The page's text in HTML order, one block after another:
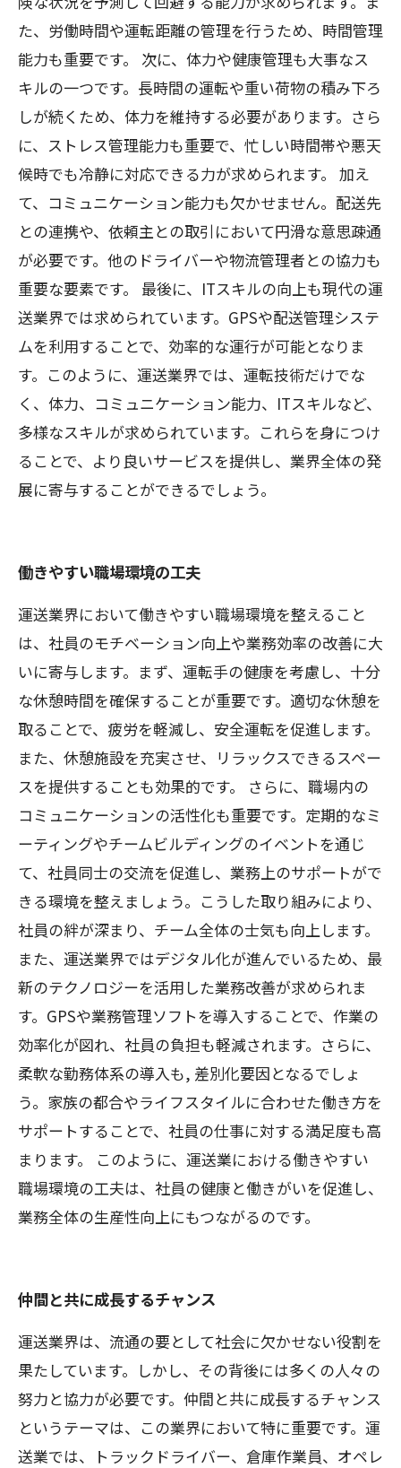
た、労働時間や運転距離の管理を行うため、時間管理
能力も重要です。 次に、体力や健康管理も大事なス
キルの一つです。長時間の運転や重い荷物の積み下ろ
しが続くため、体力を維持する必要があります。さら
に、ストレス管理能力も重要で、忙しい時間帯や悪天
候時でも冷静に対応できる力が求められます。 加え
て、コミュニケーション能力も欠かせません。配送先
との連携や、依頼主との取引において円滑な意思疎通
が必要です。他のドライバーや物流管理者との協力も
重要な要素です。 最後に、ITスキルの向上も現代の運
送業界では求められています。GPSや配送管理システ
ムを利用することで、効率的な運行が可能となりま
す。このように、運送業界では、運転技術だけでな
く、体力、コミュニケーション能力、ITスキルなど、
多様なスキルが求められています。これらを身につけ
ることで、より良いサービスを提供し、業界全体の発
展に寄与することができるでしょう。
働きやすい職場環境の工夫
運送業界において働きやすい職場環境を整えること
は、社員のモチベーション向上や業務効率の改善に大
いに寄与します。まず、運転手の健康を考慮し、十分
な休憩時間を確保することが重要です。適切な休憩を
取ることで、疲労を軽減し、安全運転を促進します。
また、休憩施設を充実させ、リラックスできるスペー
スを提供することも効果的です。 さらに、職場内の
コミュニケーションの活性化も重要です。定期的なミ
ーティングやチームビルディングのイベントを通じ
て、社員同士の交流を促進し、業務上のサポートがで
きる環境を整えましょう。こうした取り組みにより、
社員の絆が深まり、チーム全体の士気も向上します。
また、運送業界ではデジタル化が進んでいるため、最
新のテクノロジーを活用した業務改善が求められま
す。GPSや業務管理ソフトを導入することで、作業の
効率化が図れ、社員の負担も軽減されます。さらに、
柔軟な勤務体系の導入も, 差別化要因となるでしょ
う。家族の都合やライフスタイルに合わせた働き方を
サポートすることで、社員の仕事に対する満足度も高
まります。 このように、運送業における働きやすい
職場環境の工夫は、社員の健康と働きがいを促進し、
業務全体の生産性向上にもつながるのです。
仲間と共に成長するチャンス
運送業界は、流通の要として社会に欠かせない役割を
果たしています。しかし、その背後には多くの人々の
努力と協力が必要です。仲間と共に成長するチャンス
というテーマは、この業界において特に重要です。運
送業では、トラックドライバー、倉庫作業員、オペレ